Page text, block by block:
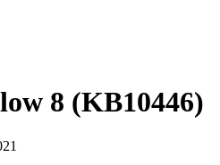
8 (KB10446)